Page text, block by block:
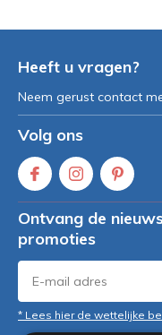
Heeft u vragen?
Neem gerust contact
Volg ons
Ontvang de
promoties
* Lees hier de wettelijke